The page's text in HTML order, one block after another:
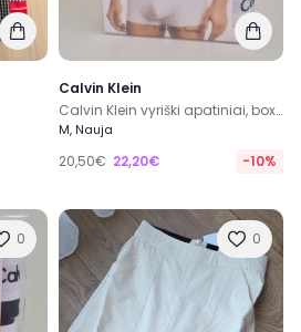
Calvin Klein
Calvin Klein vyriški apatiniai, boxeriai
M, Nauja
20,50€ 22,20€ -10%
0 0